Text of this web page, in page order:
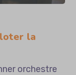
la
orchestre